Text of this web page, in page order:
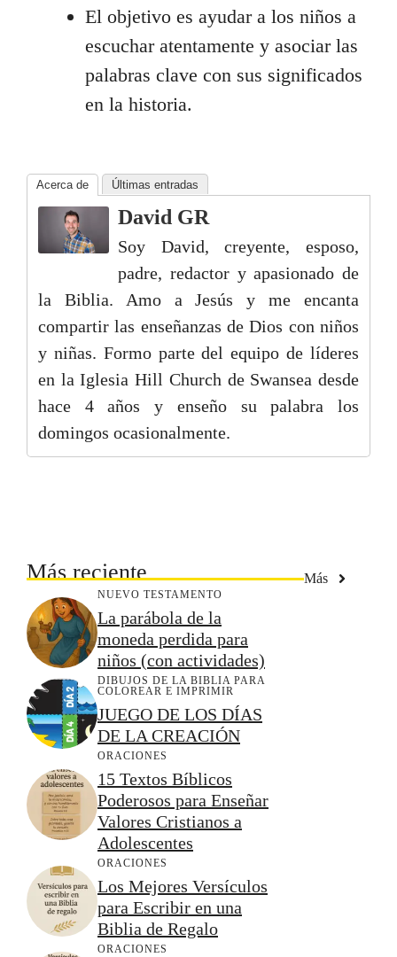
El objetivo es ayudar a los niños a
escuchar atentamente y asociar las
palabras clave con sus significados
en la historia.
Acerca de Últimas entradas
David GR
Soy David, creyente, esposo,
padre, redactor y apasionado de
la Biblia. Amo a Jesús y me encanta
compartir las enseñanzas de Dios con niños
y niñas. Formo parte del equipo de líderes
en la Iglesia Hill Church de Swansea desde
hace 4 años y enseño su palabra los
domingos ocasionalmente.
Más reciente Más
NUEVO TESTAMENTO
La parábola de la
moneda perdida para
niños (con actividades)
DIBUJOS DE LA BIBLIA PARA
COLOREAR E IMPRIMIR
JUEGO DE LOS DÍAS
DE LA CREACIÓN
ORACIONES
15 Textos Bíblicos
Poderosos para Enseñar
Valores Cristianos a
Adolescentes
ORACIONES
Los Mejores Versículos
para Escribir en una
Biblia de Regalo
ORACIONES